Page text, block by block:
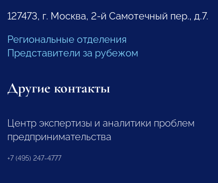
127473, г. Москва, 2-й Самотечный пер., д.7.
Региональные отделения
Представители за рубежом
Другие контакты
Центр экспертизы и аналитики проблем
предпринимательства
+7 (495) 247-4777